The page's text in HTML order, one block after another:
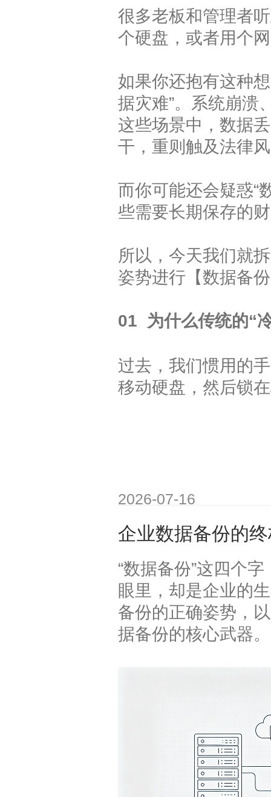
很多老板和管理者
个硬盘，或者用个
如果你还抱有这种
据灾难”。系统崩
这些场景中，数据
干，重则触及法律
而你可能还会疑惑“
些需要长期保存的
所以，今天我们就
姿势进行【数据备
01 为什么传统的“
过去，我们惯用的
移动硬盘，然后锁
2026-07-16
企业数据备份的
“数据备份”这四个
眼里，却是企业的
备份的正确姿势，
据备份的核心武器。